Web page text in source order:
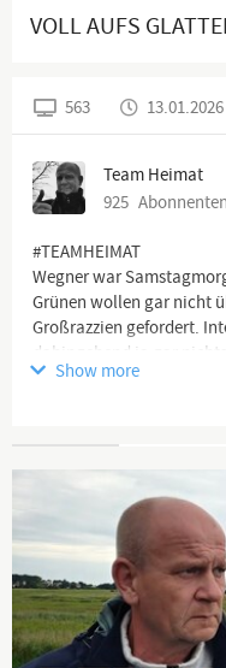
VOLL AUFS
563 13.01.2026
Team Heimat
925 Abonnenten
#TEAMHEIMAT
Wegner war
Grünen wollen gar nicht
Großrazzien gefordert.
dahingehend ja gar
großes Schmierentheater!
🖥 YouTube Kanäle:
https://
https://
https://
Show more